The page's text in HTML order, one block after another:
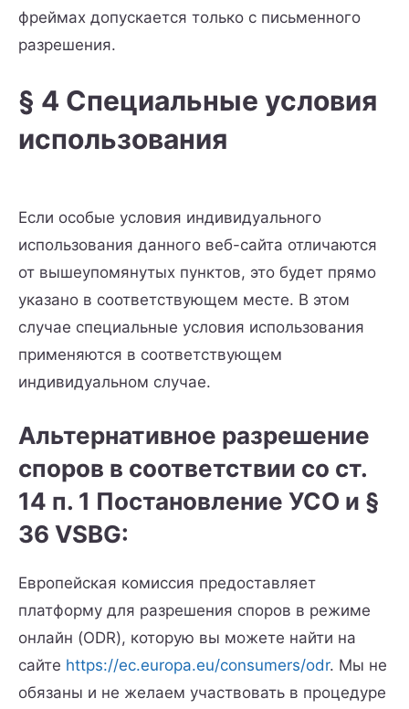
фреймах допускается только с письменного
разрешения.
§ 4 Специальные условия
использования
Если особые условия индивидуального
использования данного веб-сайта отличаются
от вышеупомянутых пунктов, это будет прямо
указано в соответствующем месте. В этом
случае специальные условия использования
применяются в соответствующем
индивидуальном случае.
Альтернативное разрешение
споров в соответствии со ст.
14 п. 1 Постановление УСО и §
36 VSBG:
Европейская комиссия предоставляет
платформу для разрешения споров в режиме
онлайн (ODR), которую вы можете найти на
сайте https://ec.europa.eu/consumers/odr. Мы не
обязаны и не желаем участвовать в процедуре